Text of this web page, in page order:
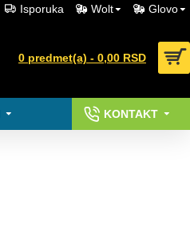
Isporuka Wolt Glovo
0 predmet(a) - 0,00 RSD
KONTAKT